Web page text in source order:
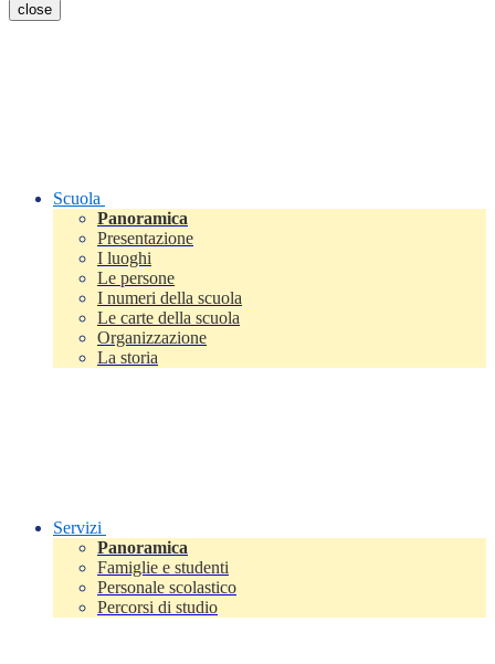
close
Scuola
Panoramica
Presentazione
I luoghi
Le persone
I numeri della scuola
Le carte della scuola
Organizzazione
La storia
Servizi
Panoramica
Famiglie e studenti
Personale scolastico
Percorsi di studio